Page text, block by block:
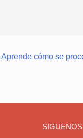
Aprende cómo se